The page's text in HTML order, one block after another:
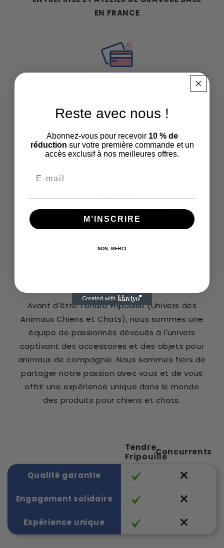
EN FRANCE
EXPÉDITION SOUS 72H
FRAIS DE PORT OFFERT
Avant d'être Tendre Fripouille (Univers des
Animaux Chiens et Chats), nous sommes une
équipe de passionnés dévoués à l'univers
captivant des accessoires et des objets pour
animaux de compagnie. Nous sommes fiers de
partager notre passion avec vous et de vous
offrir une expérience unique dans le monde
des produits pour chiens et chats.
Tendre
FripouilleConcurrents
Qualité garantie
Engagement solidaire
Expérience unique
Reste avec nous !
Abonnez-vous pour recevoir 10 % de
réduction sur votre première commande et un
accès exclusif à nos meilleures offres.
M’INSCRIRE
NON, MERCI